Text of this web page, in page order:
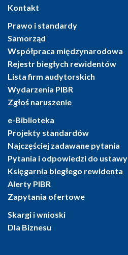
Kontakt
Prawo i standardy
Samorząd
Współpraca międzynarodowa
Rejestr biegłych rewidentów
Lista firm audytorskich
Wydarzenia PIBR
Zgłoś naruszenie
e-Biblioteka
Projekty standardów
Najczęściej zadawane pytania
Pytania i odpowiedzi do ustawy
Księgarnia biegłego rewidenta
Alerty PIBR
Zapytania ofertowe
Skargi i wnioski
Dla Biznesu